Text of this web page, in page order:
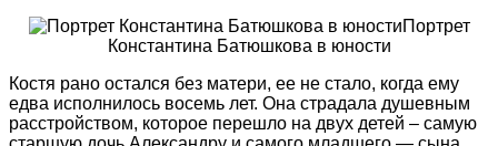
Портрет
Константина Батюшкова в юности
Костя рано остался без матери, ее не стало, когда ему
едва исполнилось восемь лет. Она страдала душевным
расстройством, которое перешло на двух детей – самую